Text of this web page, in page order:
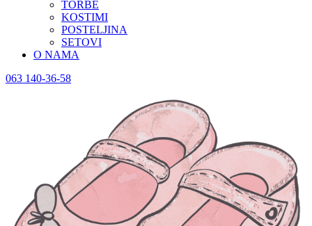
TORBE
KOSTIMI
POSTELJINA
SETOVI
O NAMA
063 140-36-58